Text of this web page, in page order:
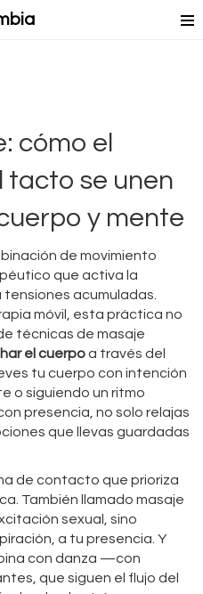
Lésbicos
Lingam
cómo el
tacto se unen
y mente
de movimiento
que activa la
tensiones acumuladas
móvil
, esta práctica no
técnicas de masaje
el cuerpoa través del
tu cuerpo con intención
o siguiendo un ritmo
presencia, no solo relajas
que llevas guardadas
de contacto que prioriza
. También llamado masaje
sexual, sino
a tu presencia. Y
con danza —con
que siguen el flujo del